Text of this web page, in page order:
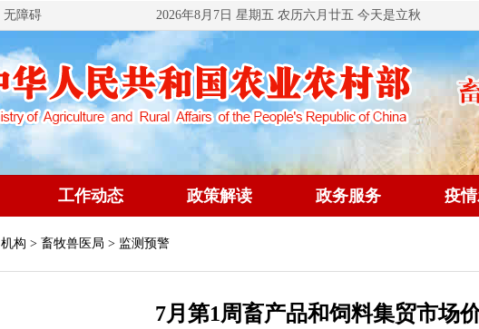
无障碍 2026年8月7日 星期五 农历六月廿五 今天是立秋
工作动态 政策解读 政务服务 疫
机构 > 畜牧兽医局 > 监测预警
7月第1周畜产品和饲料集贸市场